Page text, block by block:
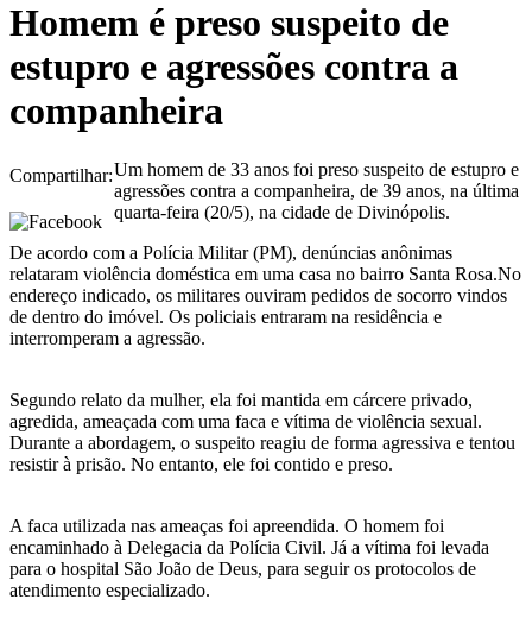
Homem é preso suspeito de
estupro e agressões contra a
companheira
Compartilhar:Um homem de 33 anos foi preso suspeito de estupro e
agressões contra a companheira, de 39 anos, na última
quarta-feira (20/5), na cidade de Divinópolis.
De acordo com a Polícia Militar (PM), denúncias anônimas
relataram violência doméstica em uma casa no bairro Santa Rosa.No
endereço indicado, os militares ouviram pedidos de socorro vindos
de dentro do imóvel. Os policiais entraram na residência e
interromperam a agressão.
Segundo relato da mulher, ela foi mantida em cárcere privado,
agredida, ameaçada com uma faca e vítima de violência sexual.
Durante a abordagem, o suspeito reagiu de forma agressiva e tentou
resistir à prisão. No entanto, ele foi contido e preso.
A faca utilizada nas ameaças foi apreendida. O homem foi
encaminhado à Delegacia da Polícia Civil. Já a vítima foi levada
para o hospital São João de Deus, para seguir os protocolos de
atendimento especializado.